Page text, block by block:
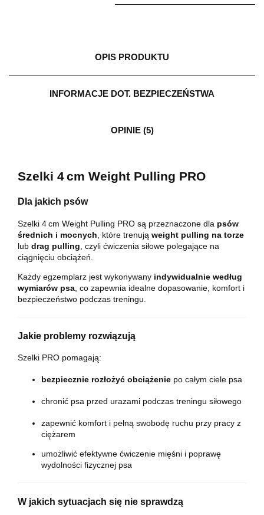
OPIS PRODUKTU
INFORMACJE DOT. BEZPIECZEŃSTWA
OPINIE (5)
Szelki 4 cm Weight Pulling PRO
Dla jakich psów
Szelki 4 cm Weight Pulling PRO są przeznaczone dla psów
średnich i mocnych , które trenują weight pulling na torze
lub drag pulling , czyli ćwiczenia siłowe polegające na
ciągnięciu obciążeń.
Każdy egzemplarz jest wykonywany indywidualnie według
wymiarów psa , co zapewnia idealne dopasowanie, komfort i
bezpieczeństwo podczas treningu.
Jakie problemy rozwiązują
Szelki PRO pomagają:
bezpiecznie rozłożyć obciążenie po całym ciele psa
chronić psa przed urazami podczas treningu siłowego
zapewnić komfort i pełną swobodę ruchu przy pracy z
ciężarem
umożliwić efektywne ćwiczenie mięśni i poprawę
wydolności fizycznej psa
W jakich sytuacjach się nie sprawdzą